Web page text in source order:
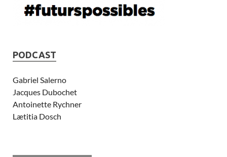
PODCAST
Gabriel Salerno
Jacques Dubochet
Antoinette Rychner
Lætitia Dosch